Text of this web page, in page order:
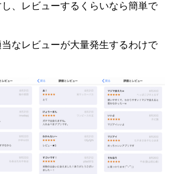
、レビューするくらいなら簡単で
なレビューが大量発生するわけで